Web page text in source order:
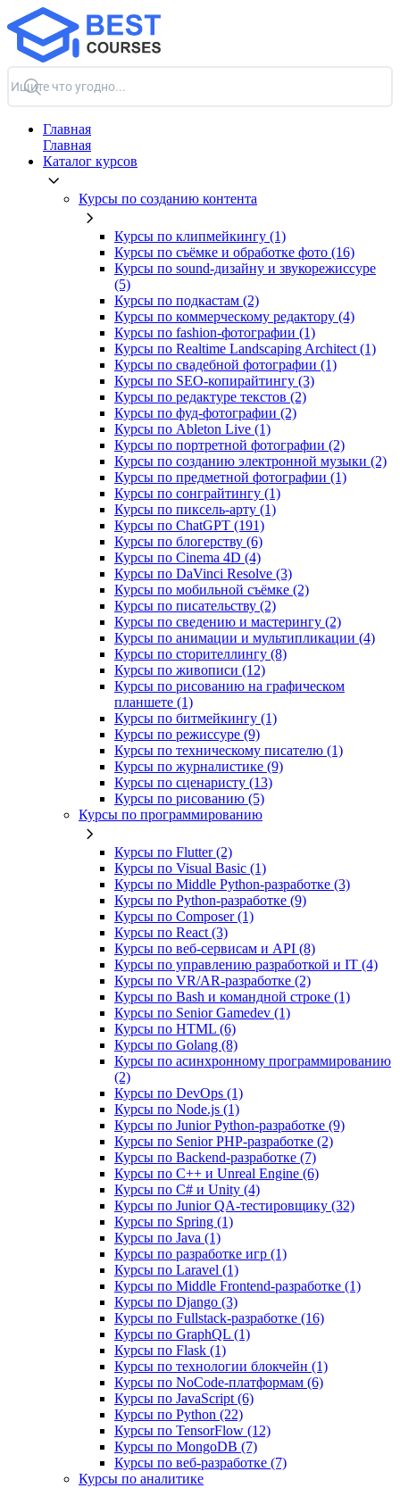
Главная
Главная
Каталог курсов
Курсы по созданию контента
Курсы по клипмейкингу (1)
Курсы по съёмке и обработке фото (16)
Курсы по sound-дизайну и звукорежиссуре
(5)
Курсы по подкастам (2)
Курсы по коммерческому редактору (4)
Курсы по fashion-фотографии (1)
Курсы по Realtime Landscaping Architect (1)
Курсы по свадебной фотографии (1)
Курсы по SEO-копирайтингу (3)
Курсы по редактуре текстов (2)
Курсы по фуд-фотографии (2)
Курсы по Ableton Live (1)
Курсы по портретной фотографии (2)
Курсы по созданию электронной музыки (2)
Курсы по предметной фотографии (1)
Курсы по сонграйтингу (1)
Курсы по пиксель-арту (1)
Курсы по ChatGPT (191)
Курсы по блогерству (6)
Курсы по Cinema 4D (4)
Курсы по DaVinci Resolve (3)
Курсы по мобильной съёмке (2)
Курсы по писательству (2)
Курсы по сведению и мастерингу (2)
Курсы по анимации и мультипликации (4)
Курсы по сторителлингу (8)
Курсы по живописи (12)
Курсы по рисованию на графическом
планшете (1)
Курсы по битмейкингу (1)
Курсы по режиссуре (9)
Курсы по техническому писателю (1)
Курсы по журналистике (9)
Курсы по сценаристу (13)
Курсы по рисованию (5)
Курсы по программированию
Курсы по Flutter (2)
Курсы по Visual Basic (1)
Курсы по Middle Python-разработке (3)
Курсы по Python-разработке (9)
Курсы по Composer (1)
Курсы по React (3)
Курсы по веб‑сервисам и API (8)
Курсы по управлению разработкой и IT (4)
Курсы по VR/AR‑разработке (2)
Курсы по Bash и командной строке (1)
Курсы по Senior Gamedev (1)
Курсы по HTML (6)
Курсы по Golang (8)
Курсы по асинхронному программированию
(2)
Курсы по DevOps (1)
Курсы по Node.js (1)
Курсы по Junior Python-разработке (9)
Курсы по Senior PHP-разработке (2)
Курсы по Backend‑разработке (7)
Курсы по C++ и Unreal Engine (6)
Курсы по C# и Unity (4)
Курсы по Junior QA-тестировщику (32)
Курсы по Spring (1)
Курсы по Java (1)
Курсы по разработке игр (1)
Курсы по Laravel (1)
Курсы по Middle Frontend-разработке (1)
Курсы по Django (3)
Курсы по Fullstack‑разработке (16)
Курсы по GraphQL (1)
Курсы по Flask (1)
Курсы по технологии блокчейн (1)
Курсы по NoCode‑платформам (6)
Курсы по JavaScript (6)
Курсы по Python (22)
Курсы по TensorFlow (12)
Курсы по MongoDB (7)
Курсы по веб‑разработке (7)
Курсы по аналитике